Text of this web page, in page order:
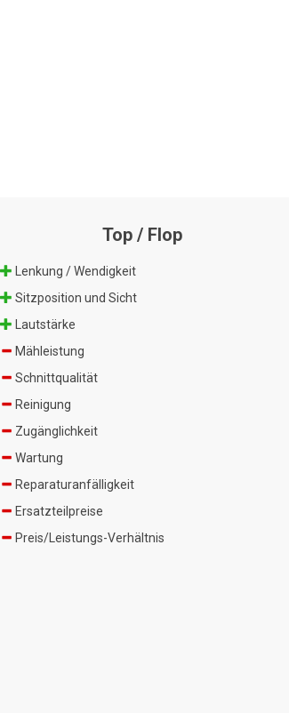
Top / Flop
Lenkung / Wendigkeit
Sitzposition und Sicht
Lautstärke
Mähleistung
Schnittqualität
Reinigung
Zugänglichkeit
Wartung
Reparaturanfälligkeit
Ersatzteilpreise
Preis/Leistungs-Verhältnis